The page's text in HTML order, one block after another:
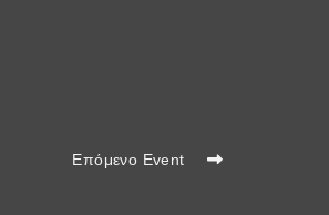
Επόμενο Event